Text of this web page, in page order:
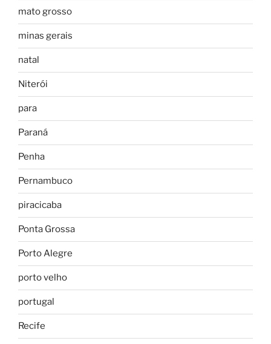
mato grosso
minas gerais
natal
Niterói
para
Paraná
Penha
Pernambuco
piracicaba
Ponta Grossa
Porto Alegre
porto velho
portugal
Recife